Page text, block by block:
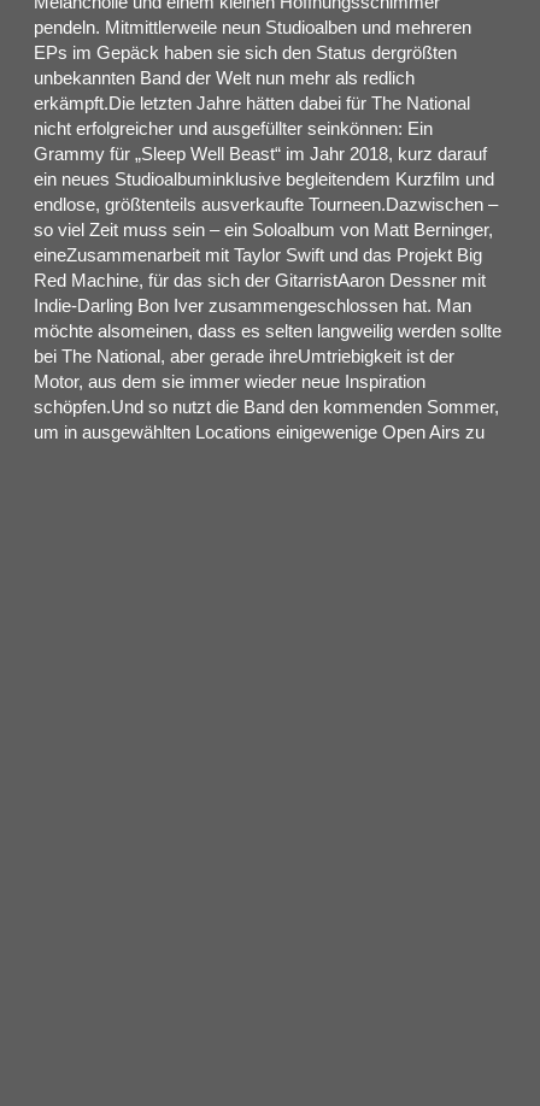
pendeln. Mitmittlerweile neun Studioalben und mehreren
EPs im Gepäck haben sie sich den Status dergrößten
unbekannten Band der Welt nun mehr als redlich
erkämpft.Die letzten Jahre hätten dabei für The National
nicht erfolgreicher und ausgefüllter seinkönnen: Ein
Grammy für „Sleep Well Beast“ im Jahr 2018, kurz darauf
ein neues Studioalbuminklusive begleitendem Kurzfilm und
endlose, größtenteils ausverkaufte Tourneen.Dazwischen –
so viel Zeit muss sein – ein Soloalbum von Matt Berninger,
eineZusammenarbeit mit Taylor Swift und das Projekt Big
Red Machine, für das sich der GitarristAaron Dessner mit
Indie-Darling Bon Iver zusammengeschlossen hat. Man
möchte alsomeinen, dass es selten langweilig werden sollte
bei The National, aber gerade ihreUmtriebigkeit ist der
Motor, aus dem sie immer wieder neue Inspiration
schöpfen.Und so nutzt die Band den kommenden Sommer,
um in ausgewählten Locations einigewenige Open Airs zu